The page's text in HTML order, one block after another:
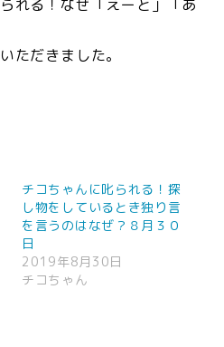
れる！なぜ「えーと」「あ
ただきました。
チコちゃんに叱られる！探
し物をしているとき独り言
を言うのはなぜ？８月３０
日
2019年8月30日
チコちゃん